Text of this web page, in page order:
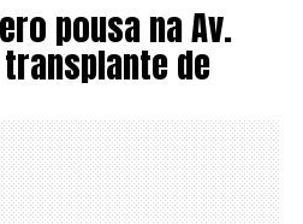
pousa na Av.
de